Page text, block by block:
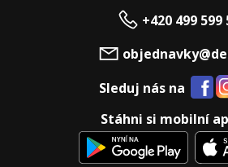
+420 499 599
Sleduj nás na
Stáhni si mobilní